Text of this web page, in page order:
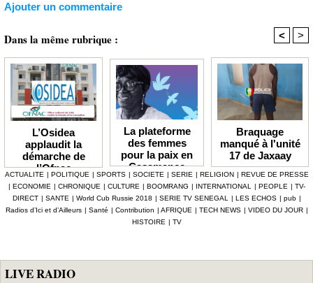
Ajouter un commentaire
Dans la même rubrique : < >
L’Osidea
applaudit la
démarche de
l’Ofnac
La plateforme
des femmes
pour la paix en
Casamance
lauréate du Prix
Icip 2026
Braquage
manqué à l'unité
17 de Jaxaay
ACTUALITE POLITIQUE SPORTS SOCIETE SERIE RELIGION
REVUE DE PRESSE
ECONOMIE CHRONIQUE CULTURE BOOMRANG INTERNATIONAL PEOPLE
TV-
DIRECT
SANTE World Cub Russie 2018 SERIE TV SENEGAL LES ECHOS pub
Radios d’Ici et d’Ailleurs
Santé Contribution AFRIQUE TECH NEWS VIDEO DU JOUR
HISTOIRE
TV
LIVE RADIO